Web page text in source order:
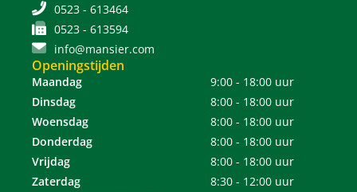
0523 - 613464
0523 - 613594
info@mansier.com
Openingstijden
Maandag
9:00 - 18:00 uur
Dinsdag
8:00 - 18:00 uur
Woensdag
8:00 - 18:00 uur
Donderdag
8:00 - 18:00 uur
Vrijdag
8:00 - 18:00 uur
Zaterdag
8:30 - 12:00 uur